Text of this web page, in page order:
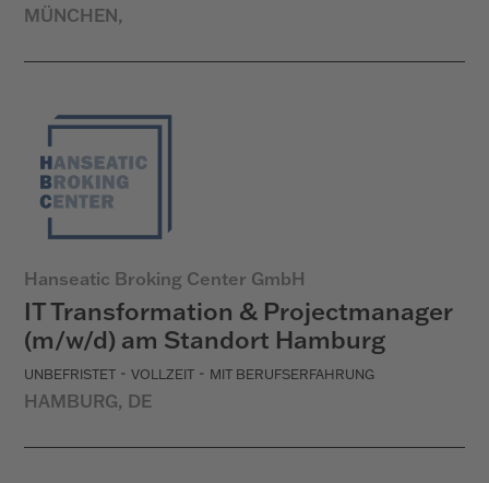
MÜNCHEN,
Hanseatic Broking Center GmbH
IT Transformation & Projectmanager
(m/w/d) am Standort Hamburg
UNBEFRISTET -VOLLZEIT - MIT BERUFSERFAHRUNG
HAMBURG, DE